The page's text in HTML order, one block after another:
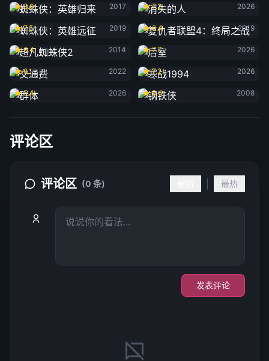
8.0
2017
7.2
2026
蜘蛛侠：英雄远征
7.5
2019
复仇者联盟4：终局之战
8.4
2019
超凡蜘蛛侠2
6.4
2014
后室
7.7
2026
交通费
8.1
2022
寒战1994
7.2
2026
群体
5.4
2026
钢铁侠
8.4
2008
评论区
评论区 (0 条) 最热
发表评论